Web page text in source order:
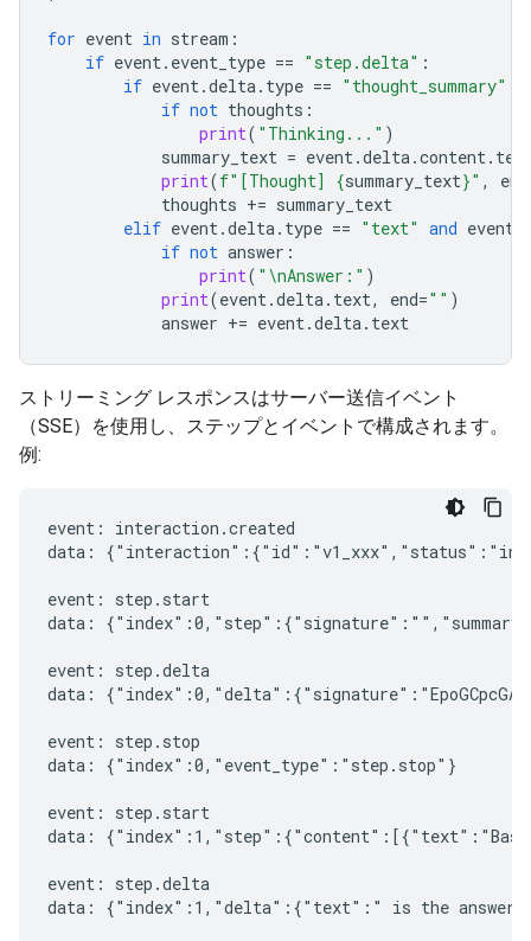
for event in stream :
if event. event_type == "step.delta" :
if event.delta. type == "thought_summary"
if not thoughts :
print( "Thinking..." )
summary_text = event.delta.content.
print(f"[Thought] {summary_text}" , end
thoughts += summary_text
elif event.delta. type == "text" and event
if not answer :
print( " \nAnswer:" )
print(event.delta. text, end="" )
answer += event.delta. text
ストリーミング レスポンスはサーバー送信イベント
（SSE）を使用し、ステップとイベントで構成されます。
例:
event: interaction.created
data:
event: step.start
data:
event: step.delta
data:
event: step.stop
data: {"index":0,"event_type":"step.stop"}
event: step.start
data:
event: step.delta
data: {"index":1,"delta":{"text":" is the answer